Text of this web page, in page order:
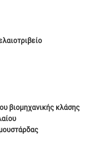
βιομηχανικής κλάσης